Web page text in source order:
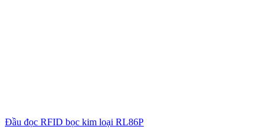
Đầu đọc RFID bọc kim loại RL86P